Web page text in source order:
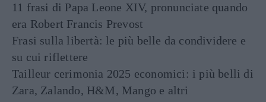
11 frasi di Papa Leone XIV, pronunciate quando
era Robert Francis Prevost
Frasi sulla libertà: le più belle da condividere e
su cui riflettere
Tailleur cerimonia 2025 economici: i più belli di
Zara, Zalando, H&M, Mango e altri